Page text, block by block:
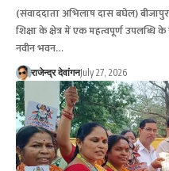
(संवाददाता अभिलाष दास बघेल)
शिक्षा के क्षेत्र में एक महत्वपूर्ण
नवीन भवन…
राजेन्द्र देवांगनJuly 27, 2026